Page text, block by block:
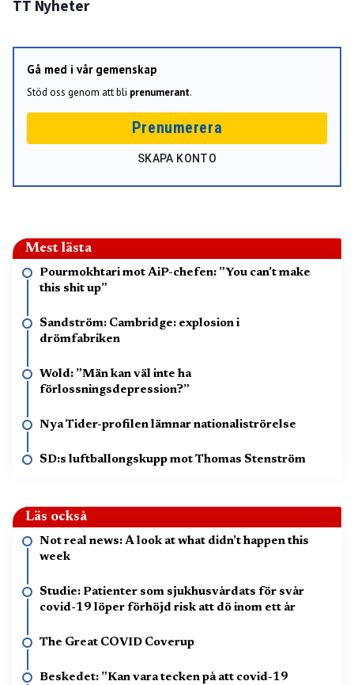
TT Nyheter
Gå med i vår gemenskap
Stöd oss genom att bli prenumerant.
Prenumerera
SKAPA KONTO
Mest lästa
Pourmokhtari mot AiP-chefen: ”You can’t make
this shit up”
Sandström: Cambridge: explosion i
drömfabriken
Wold: ”Män kan väl inte ha
förlossningsdepression?”
Nya Tider-profilen lämnar nationaliströrelse
SD:s luftballongskupp mot Thomas Stenström
Läs också
Not real news: A look at what didn’t happen this
week
Studie: Patienter som sjukhusvårdats för svår
covid-19 löper förhöjd risk att dö inom ett år
The Great COVID Coverup
Beskedet: ”Kan vara tecken på att covid-19